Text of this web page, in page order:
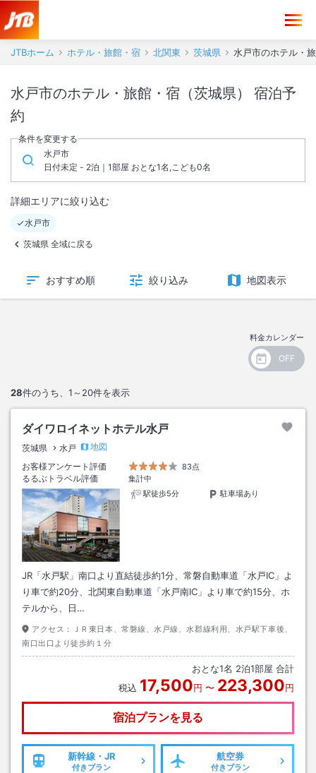
JTBホーム ホテル・旅館・宿 北関東 茨城県 水戸市のホテル・
水戸市のホテル・旅館・宿（茨城県） 宿泊予
約
条件を変更する
水戸市
日付未定 - 2泊｜1部屋 おとな1名,こども0名
詳細エリアに絞り込む
水戸市
茨城県 全域に戻る
おすすめ順 絞り込み 地図表示
料金カレンダー
28件のうち、 1～20件を表示
ダイワロイネットホテル水戸
茨城県 水戸
地図
お客様アンケート評価
83点
るるぶトラベル評価
集計中
駅徒歩5分
駐車場あり
JR「水戸駅」南口より直結徒歩約1分、常磐自動車道「水戸IC」よ
り車で約20分、北関東自動車道「水戸南IC」より車で約15分、ホ
テルから、日…
アクセス：
ＪＲ東日本、常磐線、水戸線、水郡線利用、水戸駅下車後、
南口出口より徒歩約１分
おとな1名 2泊1部屋 合計
税込 17,500円 〜 223,300円
宿泊プランを見る
新幹線・JR
付きプラン
航空券
付きプラン